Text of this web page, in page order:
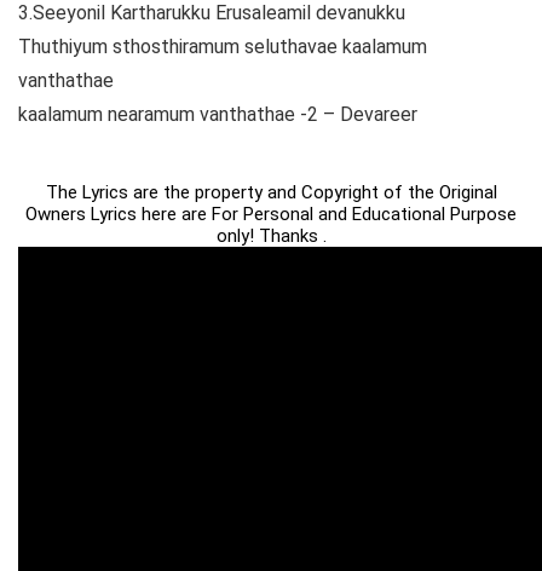
3.Seeyonil Kartharukku Erusaleamil devanukku
Thuthiyum sthosthiramum seluthavae kaalamum
vanthathae
kaalamum nearamum vanthathae -2 – Devareer
The Lyrics are the property and Copyright of the Original
Owners Lyrics here are For Personal and Educational Purpose
only! Thanks .